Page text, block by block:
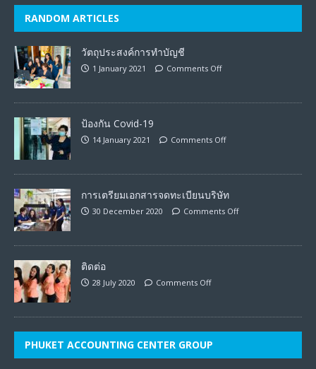
RANDOM ARTICLES
วัตถุประสงค์การทำบัญชี
1 January 2021 Comments Off
ป้องกัน Covid-19
14 January 2021 Comments Off
การเตรียมเอกสารจดทะเบียนบริษัท
30 December 2020 Comments Off
ติดต่อ
28 July 2020 Comments Off
PHUKET ACCOUNTING CENTER GROUP